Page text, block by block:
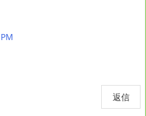
返信